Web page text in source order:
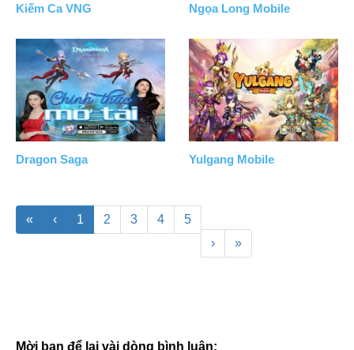
Kiếm Ca VNG Ngọa Long Mobile
Dragon Saga Yulgang Mobile
« ‹ 1 2 3 4
5
›
»
Mời bạn để lại vài dòng bình luận: